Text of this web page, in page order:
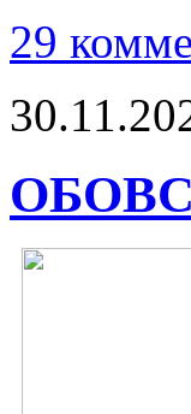
29